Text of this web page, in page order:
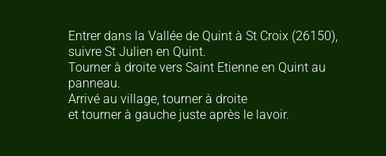
Entrer dans la Vallée de Quint à St Croix (26150),
suivre St Julien en Quint.
Tourner à droite vers Saint Etienne en Quint au
panneau.
Arrivé au village, tourner à droite
et tourner à gauche juste après le lavoir.